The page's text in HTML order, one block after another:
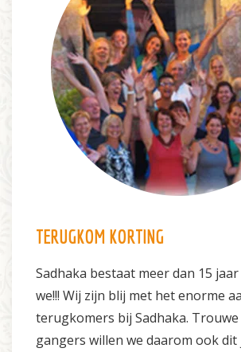
TERUGKOM KORTING
Sadhaka bestaat meer dan 15
we!!! Wij zijn blij met het enorme
terugkomers bij Sadhaka. Trouwe
gangers willen we daarom ook dit